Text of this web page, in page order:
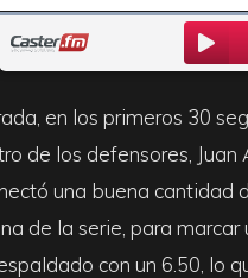
en los primeros 30
de los defensores, Juan
una buena cantidad
de la serie, para marcar
con un 6.50, lo